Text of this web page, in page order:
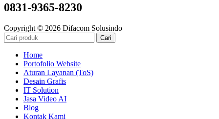
0831-9365-8230
Copyright © 2026 Difacom Solusindo
Cari
Home
Portofolio Website
Aturan Layanan (ToS)
Desain Grafis
IT Solution
Jasa Video AI
Blog
Kontak Kami